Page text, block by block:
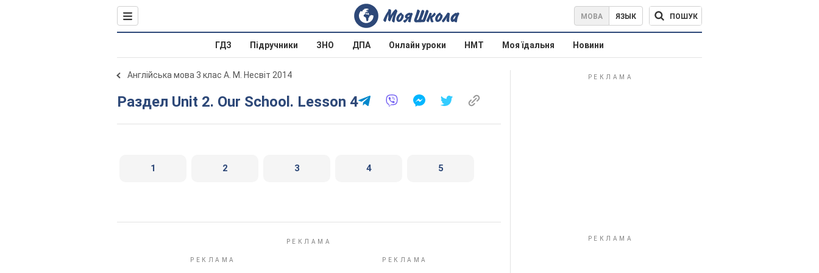
МОВА ЯЗЫК ПОШУК
ГДЗ Підручники ЗНО ДПА Онлайн уроки НМТ Моя їдальня Новини
Англійська мова 3 клас А. М. Несвіт 2014
Раздел Unit 2. Our School. Lesson 4
1 2 3 4 5